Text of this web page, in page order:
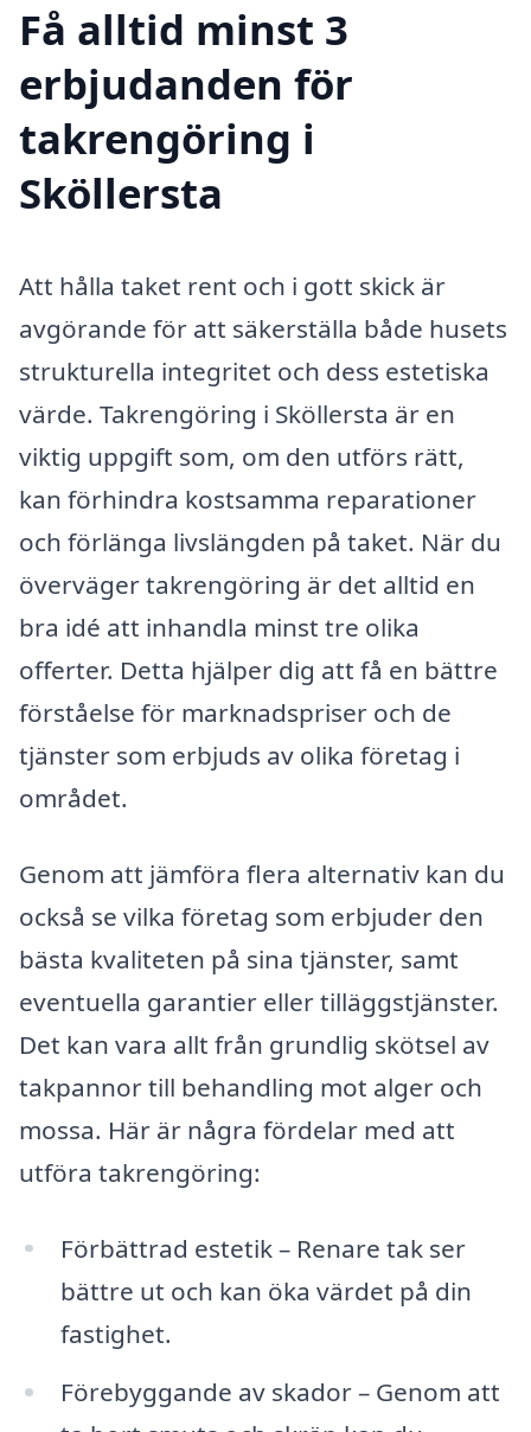
Få alltid minst 3
erbjudanden för
takrengöring i
Sköllersta
Att hålla taket rent och i gott skick är
avgörande för att säkerställa både husets
strukturella integritet och dess estetiska
värde. Takrengöring i Sköllersta är en
viktig uppgift som, om den utförs rätt,
kan förhindra kostsamma reparationer
och förlänga livslängden på taket. När du
överväger takrengöring är det alltid en
bra idé att inhandla minst tre olika
offerter. Detta hjälper dig att få en bättre
förståelse för marknadspriser och de
tjänster som erbjuds av olika företag i
området.
Genom att jämföra flera alternativ kan du
också se vilka företag som erbjuder den
bästa kvaliteten på sina tjänster, samt
eventuella garantier eller tilläggstjänster.
Det kan vara allt från grundlig skötsel av
takpannor till behandling mot alger och
mossa. Här är några fördelar med att
utföra takrengöring:
Förbättrad estetik – Renare tak ser
bättre ut och kan öka värdet på din
fastighet.
Förebyggande av skador – Genom att